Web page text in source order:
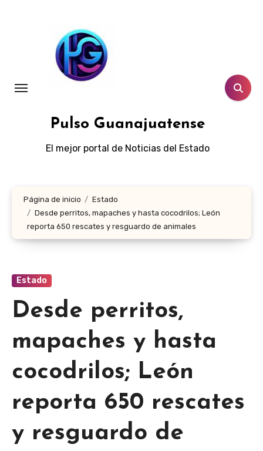
Pulso Guanajuatense
El mejor portal de Noticias del Estado
Página de inicio
Estado
Desde perritos, mapaches y hasta cocodrilos; León
reporta 650 rescates y resguardo de animales
Estado
Desde perritos,
mapaches y hasta
cocodrilos; León
reporta 650 rescates
y resguardo de